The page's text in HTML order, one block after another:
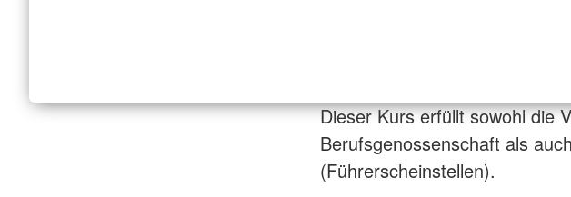
Dieser Kurs erfüllt sowohl die
Berufsgenossenschaft als
(Führerscheinstellen).